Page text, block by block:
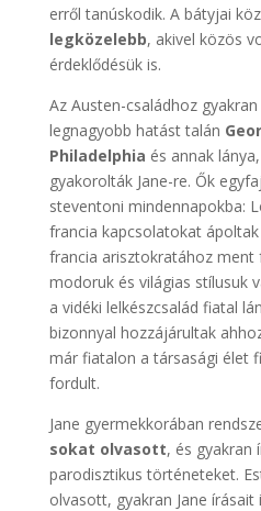
erről tanúskodik. A bátyjai
legközelebb, akivel közös
érdeklődésük is.
Az Austen-családhoz
legnagyobb hatást talán
Philadelphia és annak lánya,
gyakorolták Jane-re. Ők
steventoni mindennapokba:
francia kapcsolatokat ápoltak
francia arisztokratához ment
modoruk és világias stílusuk
a vidéki lelkészcsalád fiatal
bizonnyal hozzájárultak
már fiatalon a társasági élet
fordult.
Jane gyermekkorában
sokat olvasott, és gyakran
parodisztikus történeteket.
olvasott, gyakran Jane